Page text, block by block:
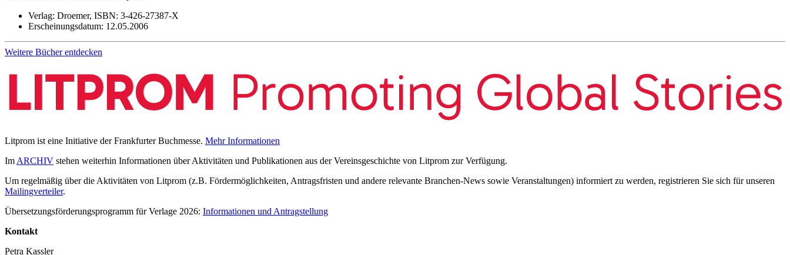
Verlag: Droemer, ISBN: 3-426-27387-X
Erscheinungsdatum: 12.05.2006
Weitere Bücher entdecken
Litprom ist eine Initiative der Frankfurter Buchmesse. Mehr Informationen
Im ARCHIV stehen weiterhin Informationen über Aktivitäten und Publikationen aus der Vereinsgeschichte von Litprom zur Verfügung.
Um regelmäßig über die Aktivitäten von Litprom (z.B. Fördermöglichkeiten, Antragsfristen und andere relevante Branchen-News sowie Veranstaltungen) informiert zu werden, registrieren Sie sich für unseren
Mailingverteiler.
Übersetzungsförderungsprogramm für Verlage 2026: Informationen und Antragstellung
Kontakt
Petra Kassler